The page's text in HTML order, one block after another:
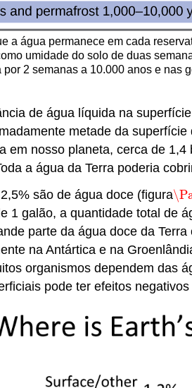
a água permanece em cada
umidade do solo de duas
2 semanas a 10.000 anos e
de água líquida na
metade da
nosso planeta, cerca de
a água da Terra poderia
são de água doce (figura
1 galão, a quantidade total de
parte da água doce da
na Antártica e na
organismos dependem das
pode ter efeitos